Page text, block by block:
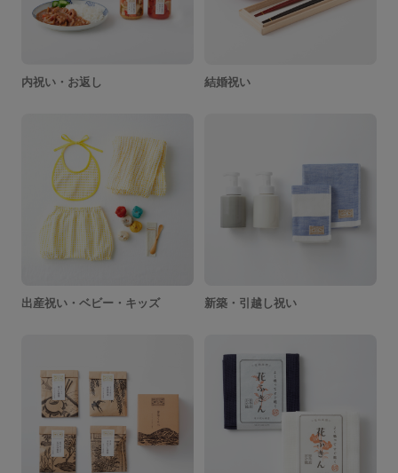
内祝い・お返し 結婚祝い
出産祝い・ベビー・キッズ 新築・引越し祝い